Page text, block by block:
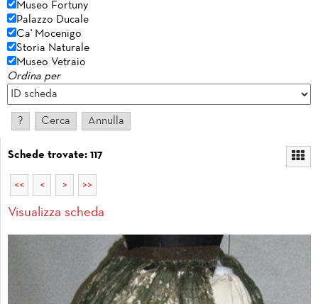
Museo Fortuny
Palazzo Ducale
Ca' Mocenigo
Storia Naturale
Museo Vetraio
Ordina per
Schede trovate: 117
<< < > >>
Visualizza scheda